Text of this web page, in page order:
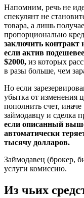
Напомним, речь не
спекулянт не
товара, а лишь
пропорционально
заключить контракт
если актив
$2000, из которых
в разы больше, чем
Но если
убытка от изменения
пополнить счет,
займодавцу и сделка
если описанный
автоматически
тысячу долларов.
Займодавец (брокер,
услуги комиссию.
Из чьих